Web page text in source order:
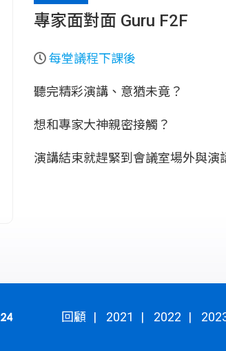
專家面對面 Guru F2F
每堂議程下課後
聽完精彩演講、意猶未竟？
想和專家大神親密接觸？
演講結束就趕緊到會議室場外與演
回顧 2021 2022